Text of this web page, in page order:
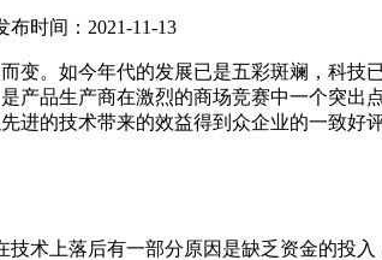
布时间：2021-11-13
变。如今年代的发展已是五彩斑斓，科
产品生产商在激烈的商场竞赛中一个突
进的技术带来的效益得到众企业的一致好
技术上落后有一部分原因是缺乏资金的投